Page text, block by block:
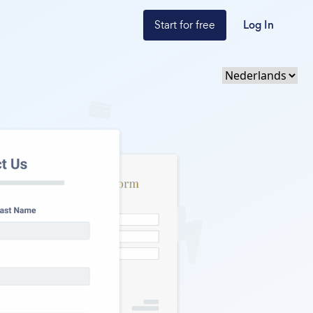
Start for free Log In